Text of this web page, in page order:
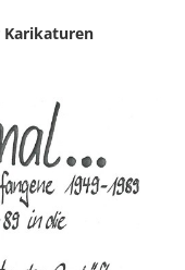
Karikaturen